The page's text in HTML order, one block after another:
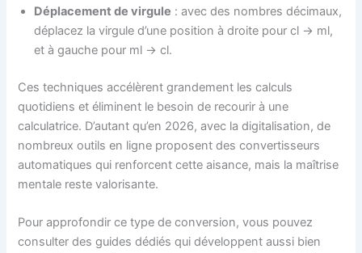
Déplacement de virgule : avec des nombres décimaux,
déplacez la virgule d’une position à droite pour cl → ml,
et à gauche pour ml → cl.
Ces techniques accélèrent grandement les calculs
quotidiens et éliminent le besoin de recourir à une
calculatrice. D’autant qu’en 2026, avec la digitalisation, de
nombreux outils en ligne proposent des convertisseurs
automatiques qui renforcent cette aisance, mais la maîtrise
mentale reste valorisante.
Pour approfondir ce type de conversion, vous pouvez
consulter des guides dédiés qui développent aussi bien